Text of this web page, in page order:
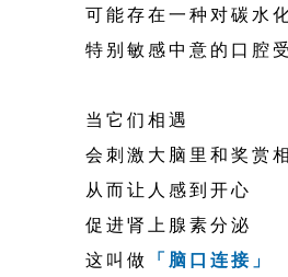
可能存在一种对碳水
特别敏感中意的口腔
当它们相遇
会刺激大脑里和奖赏
从而让人感到开心
促进肾上腺素分泌
这叫做 「脑口连接」